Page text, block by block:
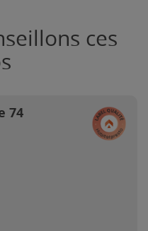
ces
74